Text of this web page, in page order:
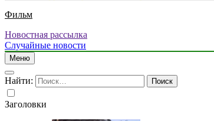
Фильм
Новостная рассылка
Случайные новости
Меню
Найти:
Заголовки